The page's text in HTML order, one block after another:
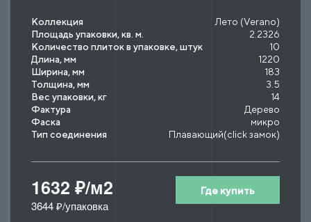
Коллекция
Лето (Verano)
Площадь упаковки, кв. м.
2.2326
Количество плиток в упаковке, штук
10
Длина, мм
1220
Ширина, мм
183
Толщина, мм
3.5
Вес упаковки, кг
14
Фактура
Дерево
Фаска
микро
Тип соединения
Плавающий(click замок)
1632 ₽/м2
3644 ₽/упаковка
Где купить